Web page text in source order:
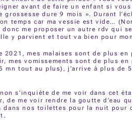
avant de faire un enfant si
grossesse dure 9 mois ». Durant
temps car ma vessie est vide…
donc me proposer un autre rdv qui
y parvient et tout va bien pour
2021, mes malaises sont de plus
mes vomissements sont de plus
mn tout au plus), j’arrive à plus de
s’inquiète de me voir dans cet
de me voir rendre la goutte d’eau
dans nos toilettes pour la nuit pour